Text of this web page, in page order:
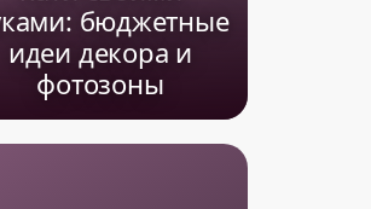
бюджетные
идеи декора и
фотозоны